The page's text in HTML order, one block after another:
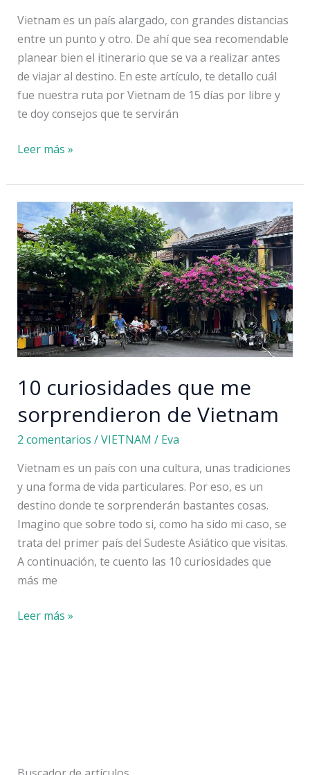
Vietnam es un país alargado, con grandes distancias
entre un punto y otro. De ahí que sea recomendable
planear bien el itinerario que se va a realizar antes
de viajar al destino. En este artículo, te detallo cuál
fue nuestra ruta por Vietnam de 15 días por libre y
te doy consejos que te servirán
Viaje
Vietnam
por
libre:
nuestro
itinerario
de
15
días
Leer más »
10 curiosidades que me
sorprendieron de Vietnam
2 comentarios /VIETNAM / Eva
Vietnam es un país con una cultura, unas tradiciones
y una forma de vida particulares. Por eso, es un
destino donde te sorprenderán bastantes cosas.
Imagino que sobre todo si, como ha sido mi caso, se
trata del primer país del Sudeste Asiático que visitas.
A continuación, te cuento las 10 curiosidades que
más me
10
Leer más »